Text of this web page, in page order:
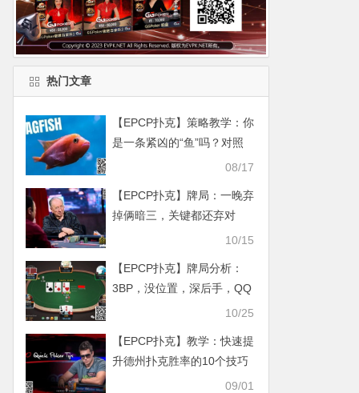
热门文章
【EPCP扑克】策略教学：你
是一条紧凶的“鱼”吗？对照
08/17
【EPCP扑克】牌局：一晚弃
掉俩暗三，关键都还弃对
10/15
【EPCP扑克】牌局分析：
3BP，没位置，深后手，QQ
10/25
【EPCP扑克】教学：快速提
升德州扑克胜率的10个技巧
09/01